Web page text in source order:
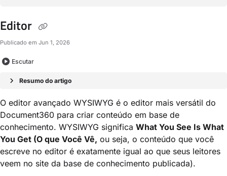
Editor
Publicado em Jun 1, 2026
Escutar
Resumo do artigo
O editor avançado WYSIWYG é o editor mais versátil do
Document360 para criar conteúdo em base de
conhecimento. WYSIWYG significa What You See Is What
You Get (O que Você Vê, ou seja, o conteúdo que você
escreve no editor é exatamente igual ao que seus leitores
veem no site da base de conhecimento publicada).